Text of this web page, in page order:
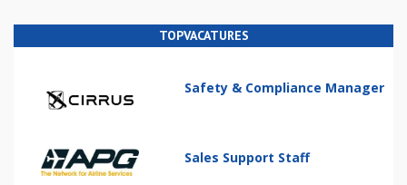
TOPVACATURES
Safety & Compliance Manager
Sales Support Staff